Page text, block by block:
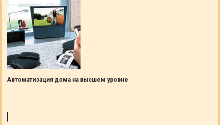
Автоматизация дома на высшем уровне